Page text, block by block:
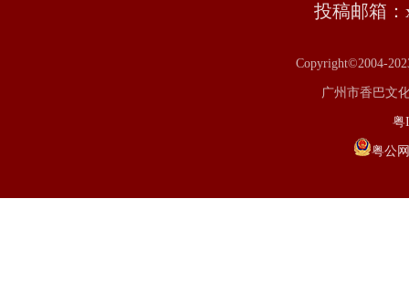
投稿邮箱：
Copyright©2004-
广州市香巴文
粤
粤公